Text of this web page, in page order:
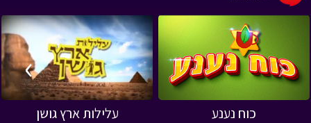
כוח נענע עלילות ארץ גושן
‹
›